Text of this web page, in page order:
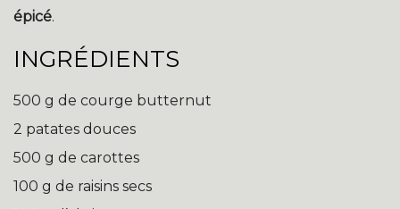
épicé.
INGRÉDIENTS
500 g de courge butternut
2 patates douces
500 g de carottes
100 g de raisins secs